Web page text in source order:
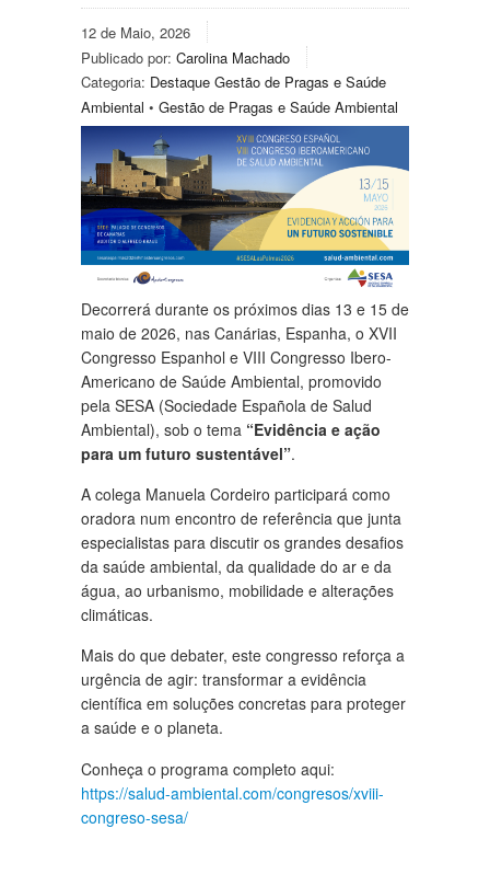
12 de Maio, 2026
Publicado por: Carolina Machado
Categoria: Destaque Gestão de Pragas e Saúde
Ambiental • Gestão de Pragas e Saúde Ambiental
Decorrerá durante os próximos dias 13 e 15 de
maio de 2026, nas Canárias, Espanha, o XVII
Congresso Espanhol e VIII Congresso Ibero-
Americano de Saúde Ambiental, promovido
pela SESA (Sociedade Española de Salud
Ambiental), sob o tema “Evidência e ação
para um futuro sustentável”.
A colega Manuela Cordeiro participará como
oradora num encontro de referência que junta
especialistas para discutir os grandes desafios
da saúde ambiental, da qualidade do ar e da
água, ao urbanismo, mobilidade e alterações
climáticas.
Mais do que debater, este congresso reforça a
urgência de agir: transformar a evidência
científica em soluções concretas para proteger
a saúde e o planeta.
Conheça o programa completo aqui:
https://salud-ambiental.com/congresos/xviii-
congreso-sesa/